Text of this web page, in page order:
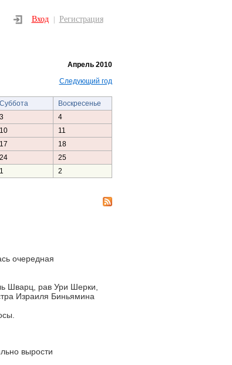
Вход Регистрация
Апрель 2010
Следующий год
Суббота
Воскресенье
3
4
10
11
17
18
24
25
1 2
очередная
Шварц, рав Ури Шерки,
Израиля Биньямина
вырости